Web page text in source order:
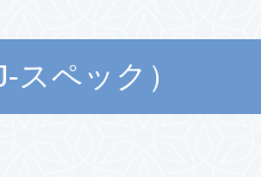
スペック）